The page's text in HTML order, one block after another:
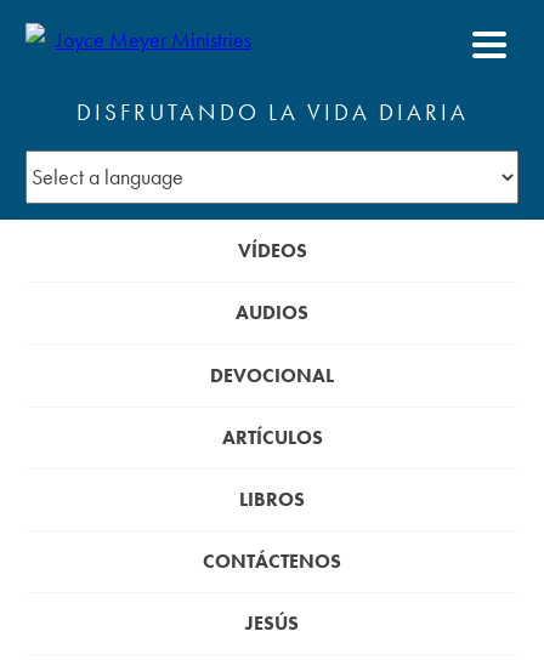
DISFRUTANDO LA VIDA DIARIA
VÍDEOS
AUDIOS
DEVOCIONAL
ARTÍCULOS
LIBROS
CONTÁCTENOS
JESÚS